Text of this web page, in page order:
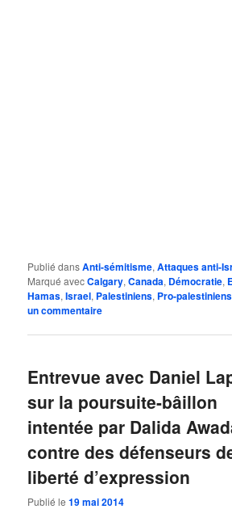
Publié dansAnti-sémitisme,Attaques anti-
Marqué avecCalgary,Canada, Démocratie,
Hamas,Israel, Palestiniens, Pro-palestiniens
un commentaire
Entrevue avec Daniel
sur la poursuite-bâillon
intentée par Dalida
contre des défenseurs
liberté d’expression
Publié le19 mai 2014